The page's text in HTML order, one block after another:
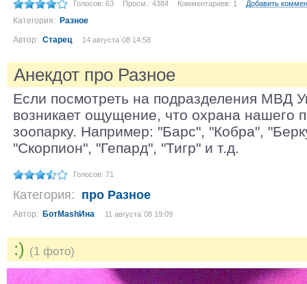
Голосов: 63 Просм.: 4384 Комментариев: 1 Добавить
Категория: Разное
Автор: Старец 14 августа´08 14:58
Анекдот про Разное
Если посмотреть на подразделения МВД
возникает ощущение, что охрана нашего
зоопарку. Например: "Барс", "Кобра",
"Скорпион", "Гепард", "Тигр" и т.д.
Голосов: 71
Категория: про Разное
Автор: БотМаshИна 11 августа´08 19:09
:) (1 фото)